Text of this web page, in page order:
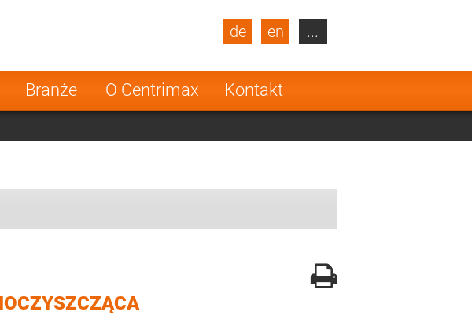
Branże O Centrimax Kontakt
de en
Turkey
Norway
Netherlands
...